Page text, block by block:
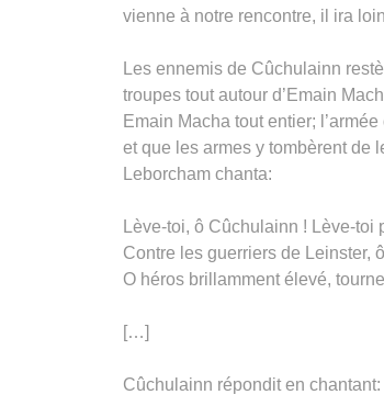
vienne à notre rencontre, il ira
Les ennemis de Cûchulainn
troupes tout autour d’Emain
Emain Macha tout entier;
et que les armes y tombèrent de
Leborcham chanta:
Lève-toi, ô Cûchulainn ! Lève-
Contre les guerriers de Leinster,
O héros brillamment élevé,
[…]
Cûchulainn répondit en chantant: